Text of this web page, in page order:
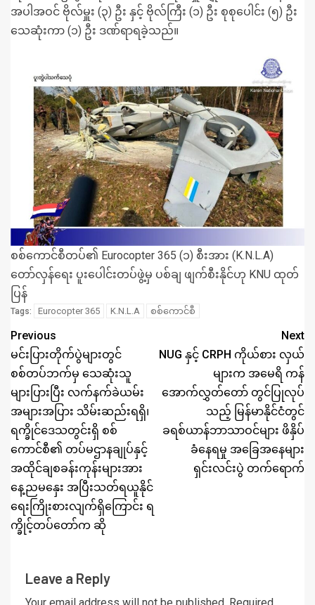
အပါအဝင် ဗိုလ်မှူး (၃) ဦး နှင့် ဗိုလ်ကြီး (၁) ဦး စုစုပေါင်း (၅) ဦး
သေဆုံးကာ (၁) ဦး ဒဏ်ရာရခဲ့သည်။
စစ်ကောင်စီတပ်၏ Eurocopter 365 (၁) စီးအား (K.N.L.A)
တော်လှန်ရေး ပူးပေါင်းတပ်ဖွဲ့မှ ပစ်ချ ဖျက်စီးနိုင်ဟု KNU ထုတ်
ပြန်
Tags: Eurocopter 365 K.N.L.A စစ်ကောင်စီ
Previous
မင်းပြားတိုက်ပွဲများတွင်
စစ်တပ်ဘက်မှ သေဆုံးသူ
များပြားပြီး လက်နက်ခဲယမ်း
အများအပြား သိမ်းဆည်းရရှိ၊
ရက္ခိုင်ဒေသတွင်းရှိ စစ်
ကောင်စီ၏ တပ်မဌာနချုပ်နှင့်
အထိုင်ချစခန်းကုန်းများအား
နေ့ညမနှေး အပြီးသတ်ရယူနိုင်
ရေးကြိုးစားလျက်ရှိကြောင်း ရ
က္ခိုင့်တပ်တော်က ဆို
Next
NUG နှင့် CRPH ကိုယ်စား လှယ်
များက အမေရိ ကန်
အောက်လွှတ်တော် တွင်ပြုလုပ်
သည့် မြန်မာနိုင်ငံတွင်
ခရစ်ယာန်ဘာသာဝင်များ ဖိနှိပ်
ခံနေရမှု အခြေအနေများ
ရှင်းလင်းပွဲ တက်ရောက်
Leave a Reply
Your email address will not be published. Required